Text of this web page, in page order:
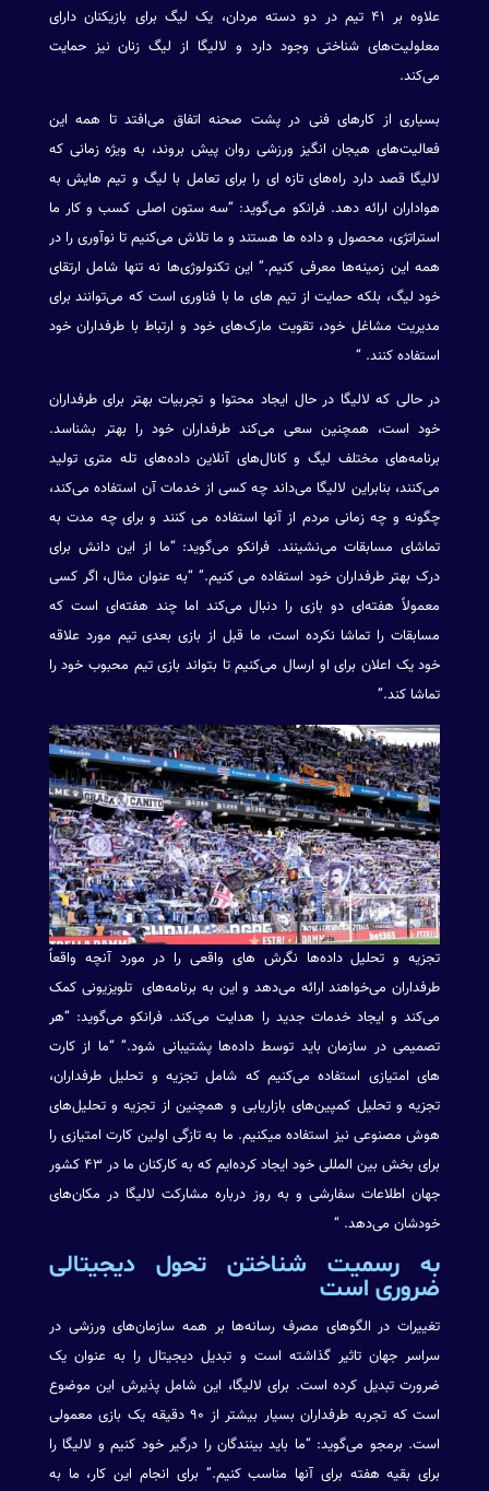
علاوه بر ۴۱ تیم در دو دسته مردان، یک لیگ برای بازیکنان دارای
معلولیت‌های شناختی وجود دارد و لالیگا از لیگ زنان نیز حمایت
می‌کند.
بسیاری از کارهای فنی در پشت صحنه اتفاق می‌افتد تا همه این
فعالیت‌های هیجان انگیز ورزشی روان پیش بروند، به ویژه زمانی که
لالیگا قصد دارد راه‌های تازه ای را برای تعامل با لیگ و تیم هایش به
هواداران ارائه دهد. فرانکو می‌گوید: “سه ستون اصلی کسب و کار ما
استراتژی، محصول و داده ها هستند و ما تلاش می‌کنیم تا نوآوری را در
همه این زمینه‌ها معرفی کنیم.” این تکنولوژی‌ها نه تنها شامل ارتقای
خود لیگ، بلکه حمایت از تیم های ما با فناوری است که می‌توانند برای
مدیریت مشاغل خود، تقویت مارک‌های خود و ارتباط با طرفداران خود
استفاده کنند. “
در حالی که لالیگا در حال ایجاد محتوا و تجربیات بهتر برای طرفداران
خود است، همچنین سعی می‌کند طرفداران خود را بهتر بشناسد.
برنامه‌های مختلف لیگ و کانال‌های آنلاین داده‌های تله متری تولید
می‌کنند، بنابراین لالیگا می‌داند چه کسی از خدمات آن استفاده می‌کند،
چگونه و چه زمانی مردم از آنها استفاده می کنند و برای چه مدت به
تماشای مسابقات می‌نشینند. فرانکو می‌گوید: “ما از این دانش برای
درک بهتر طرفداران خود استفاده می کنیم.” “به عنوان مثال، اگر کسی
معمولاً هفته‌ای دو بازی را دنبال می‌کند اما چند هفته‌ای است که
مسابقات را تماشا نکرده است، ما قبل از بازی بعدی تیم مورد علاقه
خود یک اعلان برای او ارسال می‌کنیم تا بتواند بازی تیم محبوب خود را
تماشا کند.”
تجزیه و تحلیل داده‌ها نگرش های واقعی را در مورد آنچه واقعاً
طرفداران می‌خواهند ارائه می‌دهد و این به برنامه‌های تلویزیونی کمک
می‌کند و ایجاد خدمات جدید را هدایت می‌کند. فرانکو می‌گوید: “هر
تصمیمی در سازمان باید توسط داده‌ها پشتیبانی شود.” “ما از کارت
های امتیازی استفاده می‌کنیم که شامل تجزیه و تحلیل طرفداران،
تجزیه و تحلیل کمپین‌های بازاریابی و همچنین از تجزیه و تحلیل‌های
هوش مصنوعی نیز استفاده میکنیم. ما به تازگی اولین کارت امتیازی را
برای بخش بین المللی خود ایجاد کرده‌ایم که به کارکنان ما در ۴۳ کشور
جهان اطلاعات سفارشی و به روز درباره مشارکت لالیگا در مکان‌های
خودشان می‌دهد. “
به رسمیت شناختن تحول دیجیتالی
ضروری است
تغییرات در الگوهای مصرف رسانه‌ها بر همه سازمان‌های ورزشی در
سراسر جهان تاثیر گذاشته است و تبدیل دیجیتال را به عنوان یک
ضرورت تبدیل کرده است. برای لالیگا، این شامل پذیرش این موضوع
است که تجربه طرفداران بسیار بیشتر از ۹۰ دقیقه یک بازی معمولی
است. برمجو می‌گوید: “ما باید بینندگان را درگیر خود کنیم و لالیگا را
برای بقیه هفته برای آنها مناسب کنیم.” برای انجام این کار، ما به